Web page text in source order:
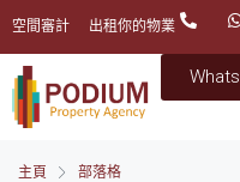
空間審計 出租你的物業
主頁
部落格